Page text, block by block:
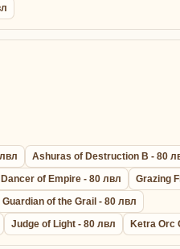
Ashuras of Destruction B - 80
Dancer of Empire - 80 лвл
Grazing
Guardian of the Grail - 80 лвл
Judge of Light - 80 лвл Ketra Orc